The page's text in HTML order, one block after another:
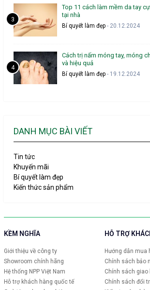
Top 11 cách làm mềm da tay
tại nhà
Bí quyết làm đẹp - 20.12.2024
Cách trị nấm móng tay, móng
và hiệu quả
Bí quyết làm đẹp - 19.12.2024
DANH MỤC BÀI VIẾT
Tin tức
Khuyến mãi
Bí quyết làm đẹp
Kiến thức sản phẩm
KỀM NGHĨA
Giới thiệu về công ty
Showroom chính hãng
Hệ thống NPP Việt Nam
Hỗ trợ khách hàng quốc tế
HỖ TRỢ
Hướng dẫn mua
Chính sách bảo
Chính sách giao
Chính sách đổi